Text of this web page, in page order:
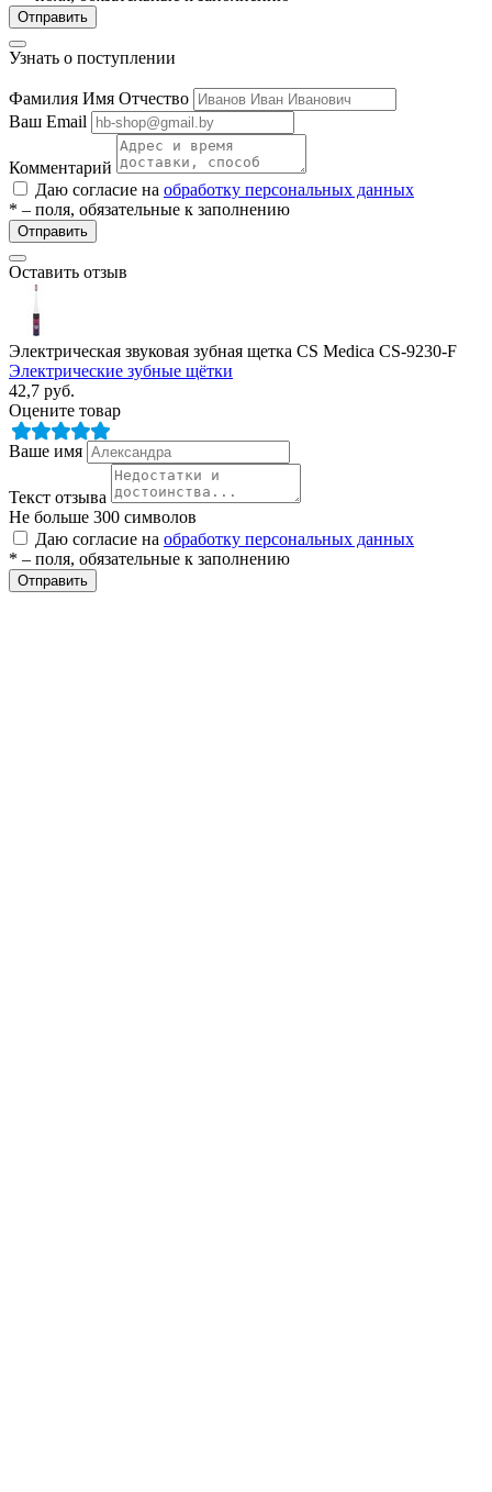
Отправить
Узнать о поступлении
Фамилия Имя Отчество
Ваш Email
Комментарий
Даю согласие на обработку персональных данных
* – поля, обязательные к заполнению
Отправить
Оставить отзыв
Электрическая звуковая зубная щетка CS Medica CS-9230-F
Электрические зубные щётки
42,7 руб.
Оцените товар
Ваше имя
Текст отзыва
Не больше 300 символов
Даю согласие на обработку персональных данных
* – поля, обязательные к заполнению
Отправить